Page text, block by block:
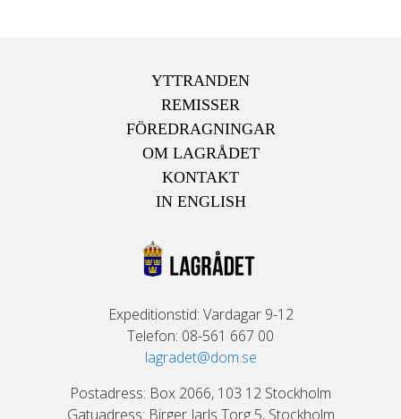
YTTRANDEN
REMISSER
FÖREDRAGNINGAR
OM LAGRÅDET
KONTAKT
IN ENGLISH
Expeditionstid: Vardagar 9-12
Telefon: 08-561 667 00
lagradet@dom.se
Postadress: Box 2066, 103 12 Stockholm
Gatuadress: Birger Jarls Torg 5, Stockholm